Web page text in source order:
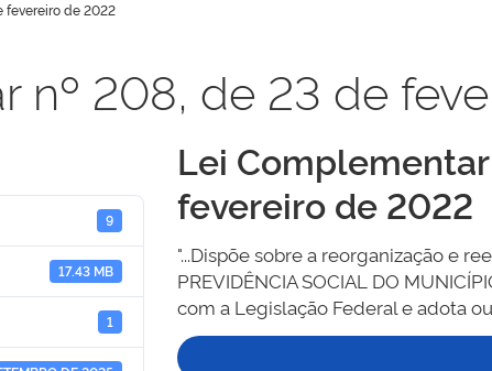
fevereiro de 2022
nº 208, de 23 de
9
17.43 MB
1
Lei
fevereiro de 2022
"...Dispõe sobre a reorganização e
PREVIDÊNCIA SOCIAL DO
com a Legislação Federal e adota